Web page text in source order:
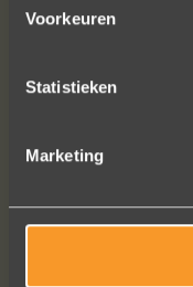
Voorkeuren
Statistieken
Marketing